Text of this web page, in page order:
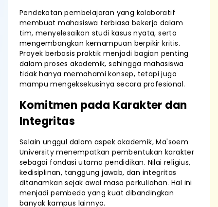
Pendekatan pembelajaran yang kolaboratif
membuat mahasiswa terbiasa bekerja dalam
tim, menyelesaikan studi kasus nyata, serta
mengembangkan kemampuan berpikir kritis.
Proyek berbasis praktik menjadi bagian penting
dalam proses akademik, sehingga mahasiswa
tidak hanya memahami konsep, tetapi juga
mampu mengeksekusinya secara profesional.
Komitmen pada Karakter dan
Integritas
Selain unggul dalam aspek akademik, Ma'soem
University menempatkan pembentukan karakter
sebagai fondasi utama pendidikan. Nilai religius,
kedisiplinan, tanggung jawab, dan integritas
ditanamkan sejak awal masa perkuliahan. Hal ini
menjadi pembeda yang kuat dibandingkan
banyak kampus lainnya.